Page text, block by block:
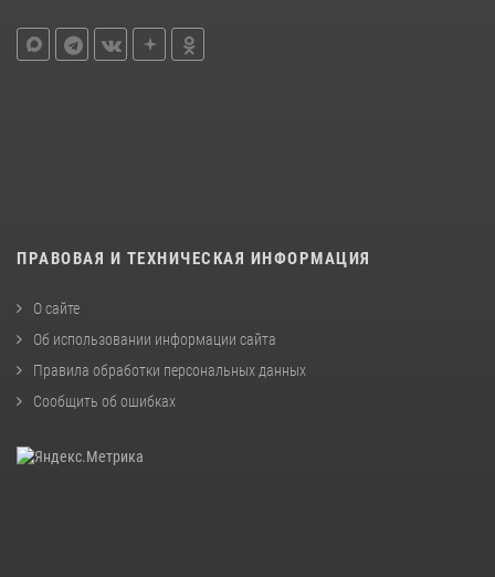
ПРАВОВАЯ И ТЕХНИЧЕСКАЯ ИНФОРМАЦИЯ
О сайте
Об использовании информации сайта
Правила обработки персональных данных
Сообщить об ошибках